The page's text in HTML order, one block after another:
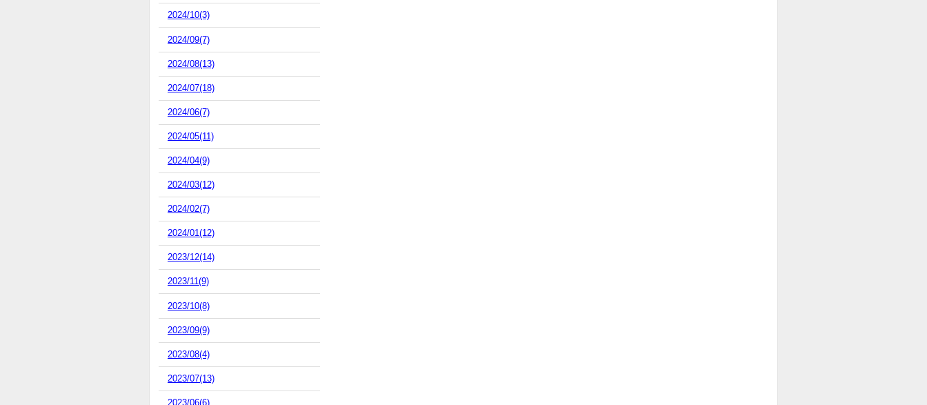
2024/10(3)
2024/09(7)
2024/08(13)
2024/07(18)
2024/06(7)
2024/05(11)
2024/04(9)
2024/03(12)
2024/02(7)
2024/01(12)
2023/12(14)
2023/11(9)
2023/10(8)
2023/09(9)
2023/08(4)
2023/07(13)
2023/06(6)